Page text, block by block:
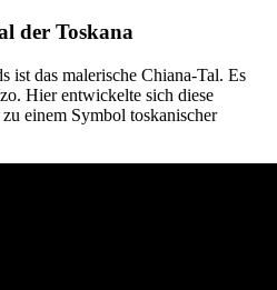
der Toskana
ist das malerische Chiana-Tal. Es
Hier entwickelte sich diese
zu einem Symbol toskanischer